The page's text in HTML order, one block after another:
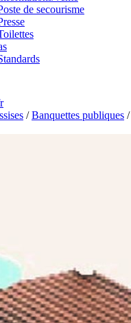
de secourisme
/Banquettes publiques /